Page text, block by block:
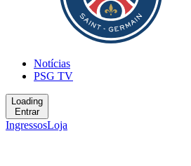
Notícias
PSG TV
Loading
Entrar
IngressosLoja